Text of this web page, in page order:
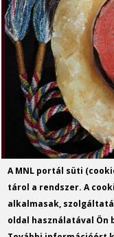
A MNL portál süti
tárol a rendszer. A
alkalmasak,
oldal használatával Ön